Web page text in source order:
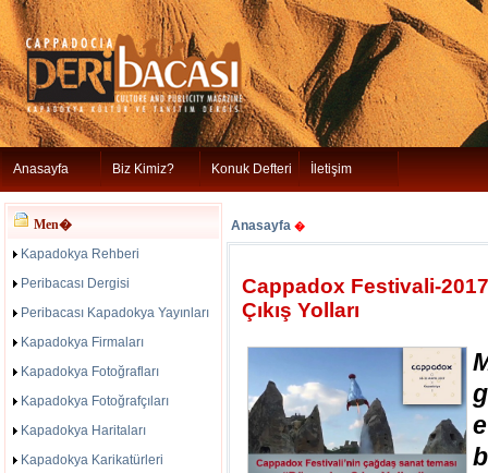
Anasayfa Biz Kimiz? Konuk Defteri İletişim
Men�
Kapadokya Rehberi
Peribacası Dergisi
Peribacası Kapadokya Yayınları
Kapadokya Firmaları
Kapadokya Fotoğrafları
Kapadokya Fotoğrafçıları
Kapadokya Haritaları
Kapadokya Karikatürleri
Anasayfa �
Cappadox Festivali-
Çıkış Yolları